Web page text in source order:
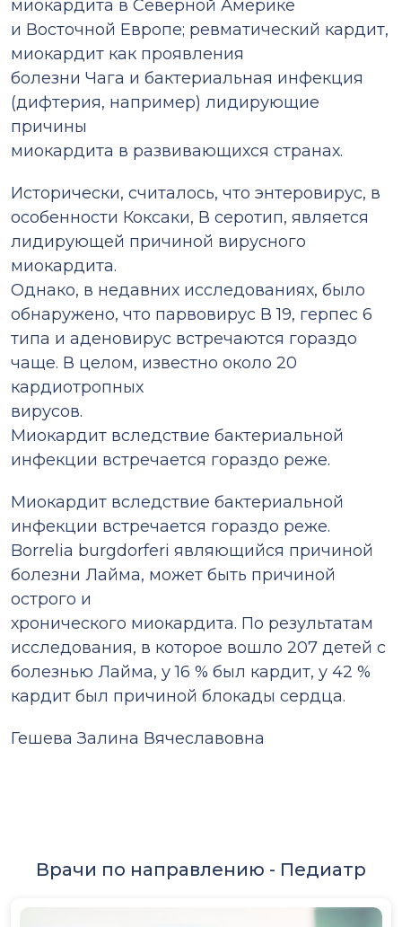
миокардита в Северной Америке
и Восточной Европе; ревматический кардит,
миокардит как проявления
болезни Чага и бактериальная инфекция
(дифтерия, например) лидирующие
причины
миокардита в развивающихся странах.
Исторически, считалось, что энтеровирус, в
особенности Коксаки, В серотип, является
лидирующей причиной вирусного
миокардита.
Однако, в недавних исследованиях, было
обнаружено, что парвовирус В 19, герпес 6
типа и аденовирус встречаются гораздо
чаще. В целом, известно около 20
кардиотропных
вирусов.
Миокардит вследствие бактериальной
инфекции встречается гораздо реже.
Миокардит вследствие бактериальной
инфекции встречается гораздо реже.
Borrelia burgdorferi являющийся причиной
болезни Лайма, может быть причиной
острого и
хронического миокардита. По результатам
исследования, в которое вошло 207 детей с
болезнью Лайма, у 16 % был кардит, у 42 %
кардит был причиной блокады сердца.
Гешева Залина Вячеславовна
Врачи по направлению - Педиатр